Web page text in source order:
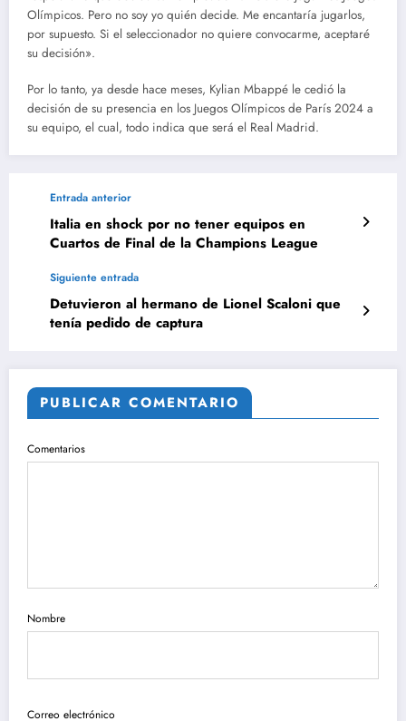
Olímpicos. Pero no soy yo quién decide. Me encantaría jugarlos,
por supuesto. Si el seleccionador no quiere convocarme, aceptaré
su decisión».
Por lo tanto, ya desde hace meses, Kylian Mbappé le cedió la
decisión de su presencia en los Juegos Olímpicos de París 2024 a
su equipo, el cual, todo indica que será el Real Madrid.
Entrada anterior
Italia en shock por no tener equipos en
Cuartos de Final de la Champions League
Siguiente entrada
Detuvieron al hermano de Lionel Scaloni que
tenía pedido de captura
PUBLICAR COMENTARIO
Comentarios
Nombre
Correo electrónico